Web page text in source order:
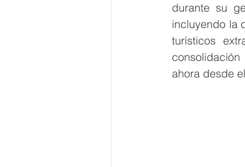
durante su
incluyendo la
turísticos
ahora desde